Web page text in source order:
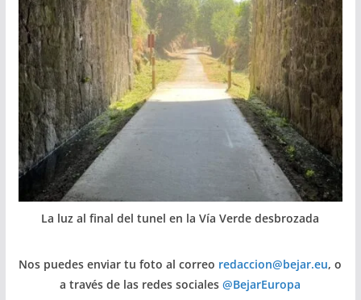
La luz al final del tunel en la Vía Verde desbrozada
Nos puedes enviar tu foto al correo redaccion@bejar.eu, o
a través de las redes sociales@BejarEuropa